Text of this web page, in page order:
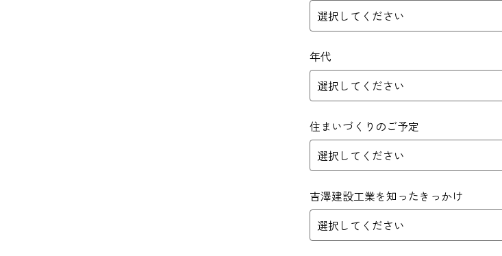
年代
住まいづくりのご予定
吉澤建設工業を知ったきっかけ